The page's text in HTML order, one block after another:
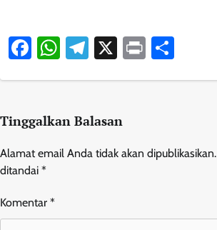
Facebook
WhatsApp
Telegram
X Print
Tinggalkan Balasan
Alamat email Anda tidak akan dipublikasikan.
ditandai *
Komentar *